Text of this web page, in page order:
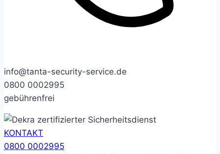
info@tanta-security-service.de
0800 0002995
gebührenfrei
KONTAKT
0800 0002995